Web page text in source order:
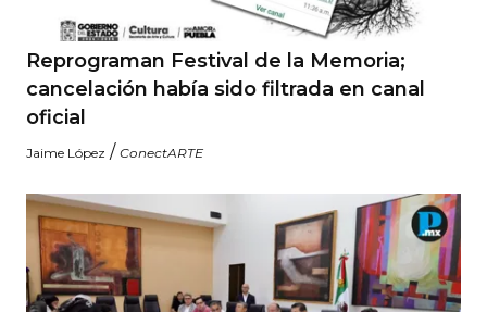
Reprograman Festival de la Memoria;
cancelación había sido filtrada en canal
oficial
Jaime López / ConectARTE